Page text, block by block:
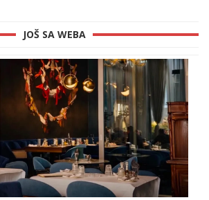
JOŠ SA WEBA